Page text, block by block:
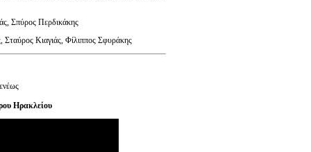
Σπύρος Περδικάκης
Κιαγιάς, Φίλιππος Σφυράκης
Ηρακλείου